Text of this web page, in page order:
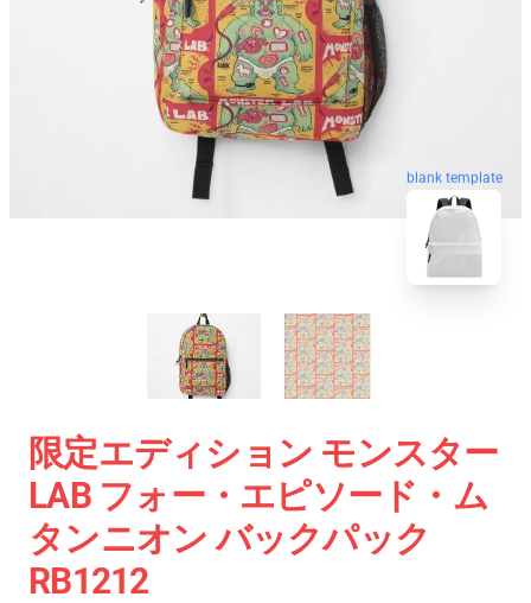
blank template
限定エディション モンスター
LAB フォー・エピソード・ム
タンニオン バックパック
RB1212